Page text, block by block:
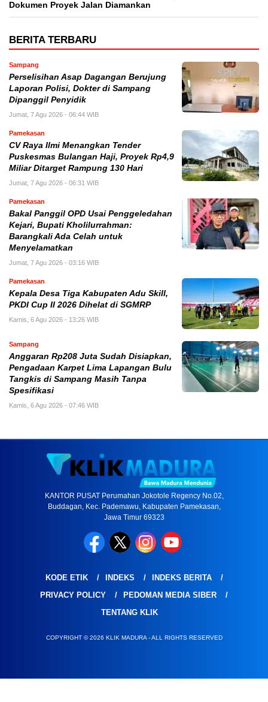
Dokumen Proyek Jalan Diamankan
BERITA TERBARU
Sampang
Perselisihan Asap Dagangan Berujung
Laporan Polisi, Dokter di Sampang
Dipanggil Penyidik
Jumat, 7 Agu 2026 - 06:44 WIB
Pamekasan
CV Raya Ilmi Menangkan Tender
Puskesmas Bulangan Haji, Proyek Rp4,9
Miliar Ditarget Rampung 130 Hari
Jumat, 7 Agu 2026 - 06:31 WIB
Pamekasan
Bakal Panggil OPD Usai Penggeledahan
Kejari, Bupati Kholilurrahman:
Barangkali Ada Celah untuk
Menyelamatkan
Jumat, 7 Agu 2026 - 03:16 WIB
Pamekasan
Kepala Desa Tiga Kabupaten Adu Skill,
PKDI Cup II 2026 Dihelat di SGMRP
Kamis, 6 Agu 2026 - 13:26 WIB
Sampang
Anggaran Rp208 Juta Sudah Disiapkan,
Pengadaan Karpet Lima Lapangan Bulu
Tangkis di Sampang Masih Tanpa
Spesifikasi
Kamis, 6 Agu 2026 - 07:46 WIB
KANTOR PUSAT Perumahan Jokotole Regency No.02,
Buddagan, Kec. Pademawu, Kabupaten Pamekasan,
Jawa Timur 69323
KODE ETIK INDEKS
INDEKS BERITA
PRIVACY POLICY
PEDOMAN MEDIA SIBER
TENTANG KLIK
COPYRIGHT © 2026 KLIK MADURA - ALL RIGHTS RESERVED